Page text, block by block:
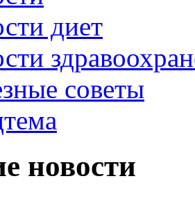
диет
советы
новости